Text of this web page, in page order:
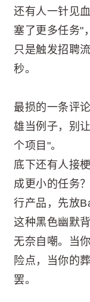
还有人一针见
塞了更多任务"
只是触发招聘
秒。
最损的一条评
雄当例子，别
个项目"。
底下还有人接
成更小的任务
行产品，先放
这种黑色幽默
无奈自嘲。当
险点，当你的
罢。